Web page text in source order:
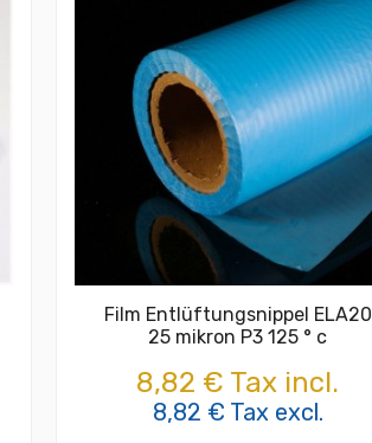
Film Entlüftungsnippel ELA20
25 mikron P3 125 ° c
8,82 € Tax incl.
8,82 € Tax excl.